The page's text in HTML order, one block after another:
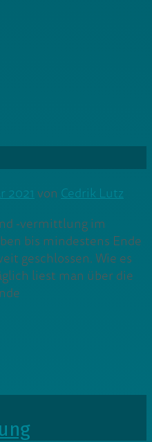
2021von Cedrik Lutz
-vermittlung im
bis mindestens Ende
geschlossen. Wie es
liest man über die